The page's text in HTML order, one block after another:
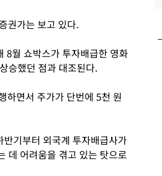
권가는 보고 있다.
8월 쇼박스가 투자배급한 영화
승했던 점과 대조된다.
하면서 주가가 단번에 5천 원
기부터 외국계 투자배급사가
데 어려움을 겪고 있는 탓으로